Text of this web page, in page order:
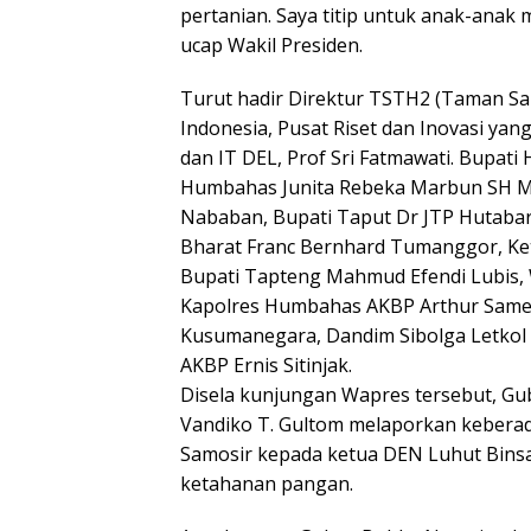
pertanian. Saya titip untuk anak-anak
ucap Wakil Presiden.
Turut hadir Direktur TSTH2 (Taman
Indonesia, Pusat Riset dan Inovasi
dan IT DEL, Prof Sri Fatmawati.
Humbahas Junita Rebeka Marbun SH
Nababan, Bupati Taput Dr JTP
Bharat Franc Bernhard Tumanggor,
Bupati Tapteng Mahmud Efendi
Kapolres Humbahas AKBP Arthur
Kusumanegara, Dandim Sibolga
AKBP Ernis Sitinjak.
Disela kunjungan Wapres tersebut,
Vandiko T. Gultom melaporkan
Samosir kepada ketua DEN Luhut
ketahanan pangan.